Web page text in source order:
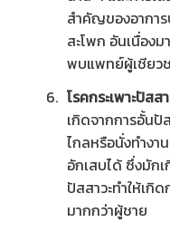
สำคัญของอากา
สะโพก อันเนื่อง
พบแพทย์ผู้เชียว
โรคกระเพาะปัสส
เกิดจากการอั้นปั
ไกลหรือนั่งทำงา
อักเสบได้ ซึ่งมัก
ปัสสาวะทำให้เกิ
มากกว่าผู้ชาย